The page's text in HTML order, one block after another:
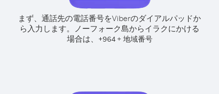
まず、通話先の電話番号をViberのダイアルパッドか
ら入力します。
ノーフォーク島からイラクにかける
場合は、
+964+ 地域番号